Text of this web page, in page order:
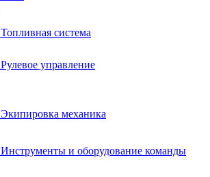
Топливная система
Рулевое управление
Экипировка механика
Инструменты и оборудование команды